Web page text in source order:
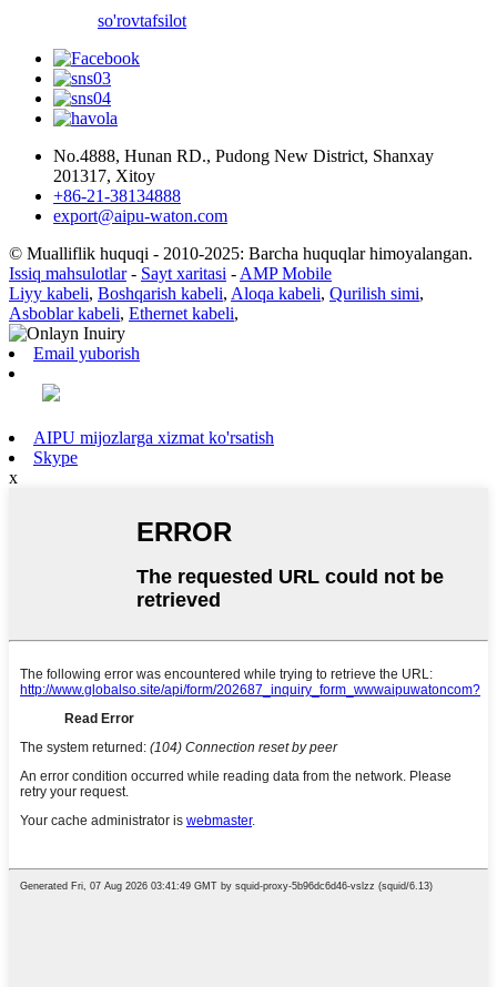
so'rovtafsilot
No.4888, Hunan RD., Pudong New District, Shanxay
201317, Xitoy
+86-21-38134888
export@aipu-waton.com
© Mualliflik huquqi - 2010-2025: Barcha huquqlar himoyalangan.
Issiq mahsulotlar- Sayt xaritasi - AMP Mobile
Liyy kabeli, Boshqarish kabeli, Aloqa kabeli, Qurilish simi,
Asboblar kabeli, Ethernet kabeli,
Email yuborish
AIPU mijozlarga xizmat ko'rsatish
Skype
x